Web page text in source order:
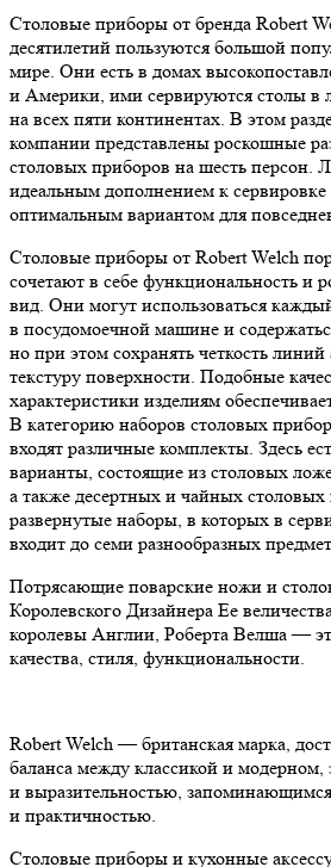
Столовые приборы от бренда Robert
десятилетий пользуются большой
мире. Они есть в домах
и Америки, ими сервируются столы в
на всех пяти континентах. В этом
компании представлены роскошные
столовых приборов на шесть персон.
идеальным дополнением к сервировке
оптимальным вариантом для
Столовые приборы от Robert Welch
сочетают в себе функциональность
вид. Они могут использоваться
в посудомоечной машине и
но при этом сохранять четкость
текстуру поверхности. Подобные
характеристики изделиям
В категорию наборов столовых
входят различные комплекты. Здесь
варианты, состоящие из столовых
а также десертных и чайных столовых
развернутые наборы, в которых в
входит до семи разнообразных
Потрясающие поварские ножи и
Королевского Дизайнера Ее
королевы Англии, Роберта Велша —
качества, стиля, функциональности.
Robert Welch — британская марка,
баланса между классикой и модерном,
и выразительностью,
и практичностью.
Столовые приборы и кухонные